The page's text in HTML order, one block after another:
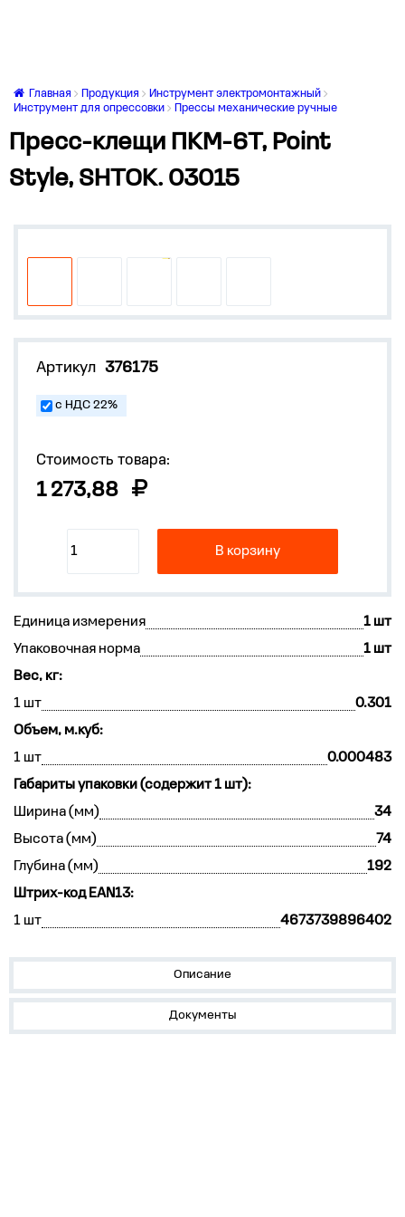
Главная Продукция
Инструмент электромонтажный
Инструмент для опрессовки
Прессы механические ручные
Пресс-клещи ПКМ-6Т, Point
Style, SHTOK. 03015
Артикул 376175
с НДС 22%
Стоимость товара:
1 273,88
В корзину
Единица измерения
1 шт
Упаковочная норма
1 шт
Вес, кг:
1 шт
0.301
Объем, м.куб:
1 шт
0.000483
Габариты упаковки (содержит 1 шт):
Ширина (мм)
34
Высота (мм)
74
Глубина (мм)
192
Штрих-код EAN13:
1 шт
4673739896402
Описание
Документы